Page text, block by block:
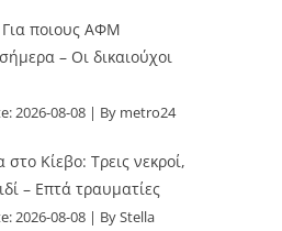
Για ποιους ΑΦΜ
– Οι δικαιούχοι
2026-08-08 By metro24
Κίεβο: Τρεις νεκροί,
– Επτά τραυματίες
2026-08-08
By Stella